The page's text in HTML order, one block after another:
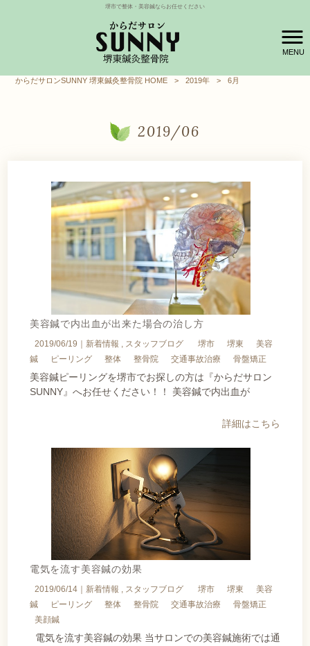
堺市で整体・美容鍼ならお任せください
MENU
からだサロンSUNNY 堺東鍼灸整骨院 HOME > 2019年 > 6月
2019/06
美容鍼で内出血が出来た場合の治し方
2019/06/19｜ 新着情報 スタッフブログ 堺市 堺東
美容
鍼
ピーリング 整体 整骨院 交通事故治療 骨盤矯正
美容鍼ピーリングを堺市でお探しの方は『からだサロン
SUNNY』へお任せください！！ 美容鍼で内出血が
詳細はこちら
電気を流す美容鍼の効果
2019/06/14｜ 新着情報 スタッフブログ 堺市 堺東
美容
鍼
ピーリング 整体 整骨院 交通事故治療
骨盤矯正
美顔鍼
電気を流す美容鍼の効果 当サロンでの美容鍼施術では通